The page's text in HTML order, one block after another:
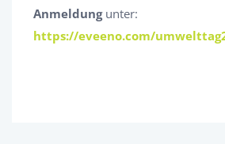
Anmeldungunter:
https://eveeno.com/